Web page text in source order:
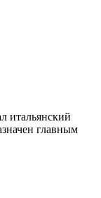
итальянский
главным